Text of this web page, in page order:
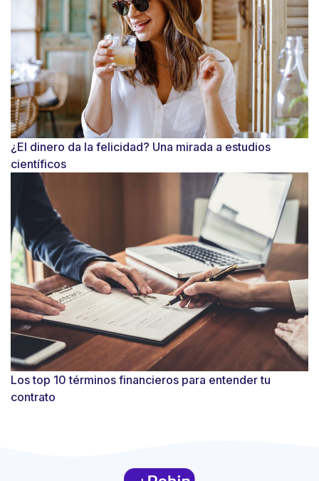
¿El dinero da la felicidad? Una mirada a estudios
científicos
Los top 10 términos financieros para entender tu
contrato